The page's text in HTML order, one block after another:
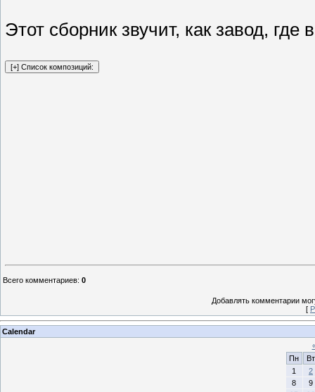
Этот сборник звучит, как завод,
Всего комментариев: 0
Добавлять комментарии
[
Calendar
Пн
Вт
1
2
8
9